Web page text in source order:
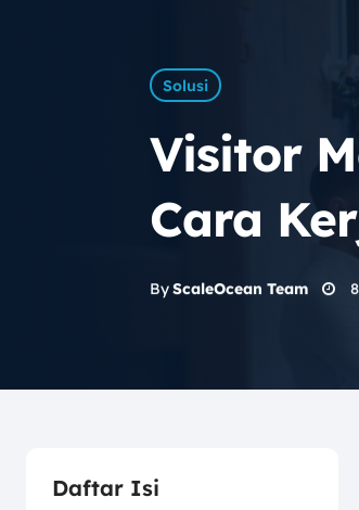
Solusi
Visitor
Cara
ByScaleOcean Team 8
Daftar Isi